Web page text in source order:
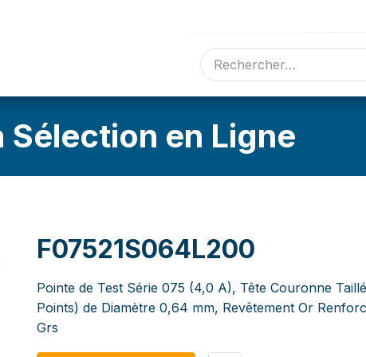
Sélection en ligne Contact
Sélection en Ligne
F07521S064L200
Pointe de Test Série 075 (4,0 A), Tête Couronne
Points) de Diamètre 0,64 mm, Revêtement Or
Grs